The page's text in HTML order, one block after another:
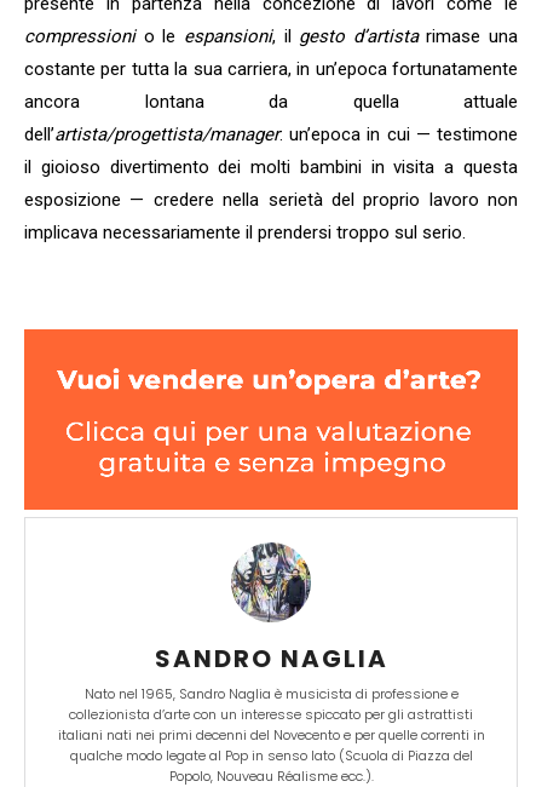
compressionio le espansioni, il gesto d’artistarimase una
costante per tutta la sua carriera, in un’epoca fortunatamente
ancora lontana da quella attuale
dell’artista/progettista/manager: un’epoca in cui — testimone
il gioioso divertimento dei molti bambini in visita a questa
esposizione — credere nella serietà del proprio lavoro non
implicava necessariamente il prendersi troppo sul serio.
SANDRO NAGLIA
Nato nel 1965, Sandro Naglia è musicista di professione e
collezionista d’arte con un interesse spiccato per gli astrattisti
italiani nati nei primi decenni del Novecento e per quelle correnti in
qualche modo legate al Pop in senso lato (Scuola di Piazza del
Popolo, Nouveau Réalisme ecc.).